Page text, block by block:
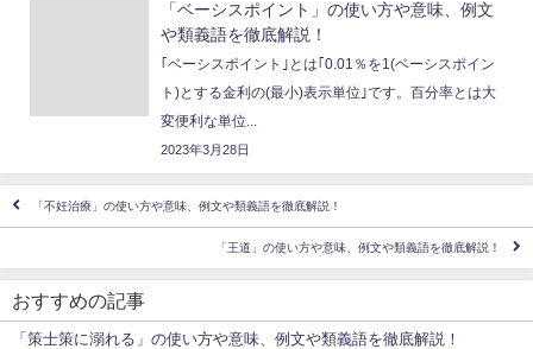
「ベーシスポイント」の使い方や意味、例文
や類義語を徹底解説！
｢ベーシスポイント｣とは｢0.01％を1(ベーシスポイン
ト)とする金利の(最小)表示単位｣です。百分率とは大
変便利な単位...
2023年3月28日
「不妊治療」の使い方や意味、例文や類義語を徹底解説！
「王道」の使い方や意味、例文や類義語を徹底解説！
おすすめの記事
「策士策に溺れる」の使い方や意味、例文や類義語を徹底解説！